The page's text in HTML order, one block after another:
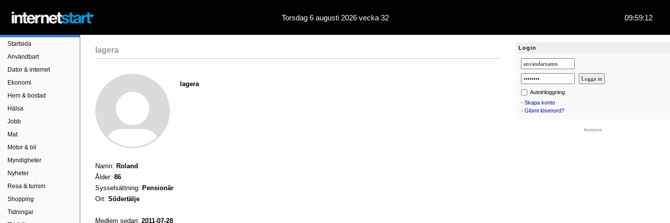
Torsdag 6 augusti 2026 vecka 32 09:59:12
Startsida
Användbart
Dator & internet
Ekonomi
Hem & bostad
Hälsa
Jobb
Mat
Motor & bil
Myndigheter
Nyheter
Resa & turism
Shopping
Tidningar
lagera
lagera
Namn: Roland
Ålder:86
Sysselsättning: Pensionär
Ort:Södertälje
Medlem sedan:2011-07-28
Login
Autoinloggning
• Skapa konto
• Glömt lösenord?
Annons